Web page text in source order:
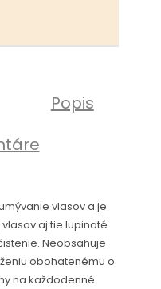
Popis
vlasov a je
aj tie lupinaté.
Neobsahuje
obohatenému o
na každodenné